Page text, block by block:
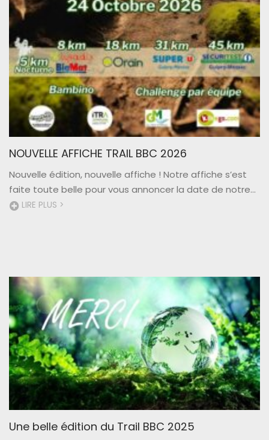
NOUVELLE AFFICHE TRAIL BBC 2026
Nouvelle édition, nouvelle affiche ! Notre affiche s’est
faite toute belle pour vous annoncer la date de notre...
LIRE PLUS >
Une belle édition du Trail BBC 2025